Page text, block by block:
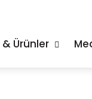
& Ürünler